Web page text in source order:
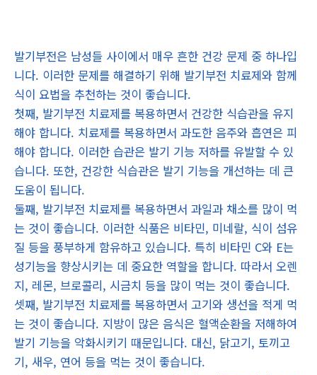
발기부전은 남성들 사이에서 매우 흔한 건강 문제 중 하나입
니다. 이러한 문제를 해결하기 위해 발기부전 치료제와 함께
식이 요법을 추천하는 것이 좋습니다.
첫째, 발기부전 치료제를 복용하면서 건강한 식습관을 유지
해야 합니다. 치료제를 복용하면서 과도한 음주와 흡연은 피
해야 합니다. 이러한 습관은 발기 기능 저하를 유발할 수 있
습니다. 또한, 건강한 식습관은 발기 기능을 개선하는 데 큰
도움이 됩니다.
둘째, 발기부전 치료제를 복용하면서 과일과 채소를 많이 먹
는 것이 좋습니다. 이러한 식품은 비타민, 미네랄, 식이 섬유
질 등을 풍부하게 함유하고 있습니다. 특히 비타민 C와 E는
성기능을 향상시키는 데 중요한 역할을 합니다. 따라서 오렌
지, 레몬, 브로콜리, 시금치 등을 많이 먹는 것이 좋습니다.
셋째, 발기부전 치료제를 복용하면서 고기와 생선을 적게 먹
는 것이 좋습니다. 지방이 많은 음식은 혈액순환을 저해하여
발기 기능을 악화시키기 때문입니다. 대신, 닭고기, 토끼고
기, 새우, 연어 등을 먹는 것이 좋습니다.